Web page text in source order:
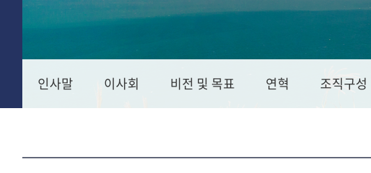
인사말 이사회 비전 및 목표 연혁 조직구성